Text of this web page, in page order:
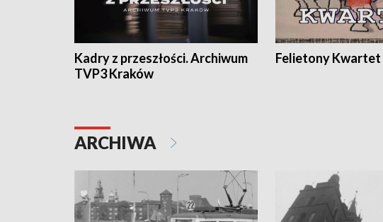
Kadry z przeszłości. Archiwum
TVP3 Kraków
Felietony Kwartet
ARCHIWA